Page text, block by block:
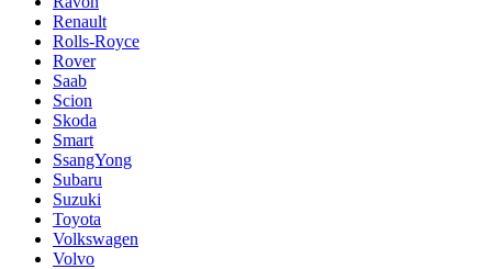
Renault
Rolls-Royce
Rover
Saab
Scion
Skoda
Smart
SsangYong
Subaru
Suzuki
Toyota
Volkswagen
Volvo